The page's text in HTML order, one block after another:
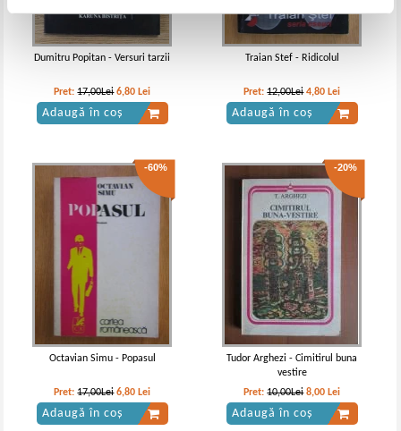
Dumitru Popitan - Versuri tarzii
Pret:17,00Lei 6,80 Lei
Adaugă în coș
Traian Stef - Ridicolul
Pret:12,00Lei 4,80 Lei
Adaugă în coș
-60%
Octavian Simu - Popasul
Pret:17,00Lei 6,80 Lei
Adaugă în coș
-20%
Tudor Arghezi - Cimitirul buna
vestire
Pret:10,00Lei 8,00 Lei
Adaugă în coș